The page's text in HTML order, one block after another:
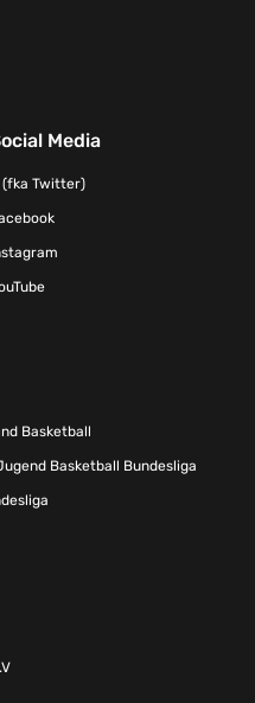
Media
(fka Twitter)
Basketball
Basketball Bundesliga